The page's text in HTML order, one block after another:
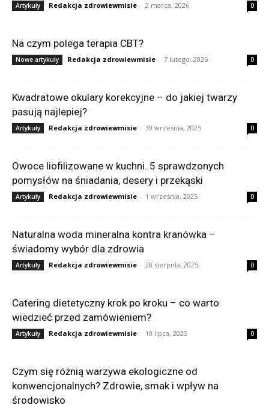
Artykuły Redakcja zdrowiewmisie - 2 marca, 2026 0
Na czym polega terapia CBT?
Nowe artykuły Redakcja zdrowiewmisie - 7 lutego, 2026 0
Kwadratowe okulary korekcyjne – do jakiej twarzy
pasują najlepiej?
Artykuły Redakcja zdrowiewmisie - 30 września, 2025 0
Owoce liofilizowane w kuchni. 5 sprawdzonych
pomysłów na śniadania, desery i przekąski
Artykuły Redakcja zdrowiewmisie - 1 września, 2025 0
Naturalna woda mineralna kontra kranówka –
świadomy wybór dla zdrowia
Artykuły Redakcja zdrowiewmisie - 28 sierpnia, 2025 0
Catering dietetyczny krok po kroku – co warto
wiedzieć przed zamówieniem?
Artykuły Redakcja zdrowiewmisie - 10 lipca, 2025 0
Czym się różnią warzywa ekologiczne od
konwencjonalnych? Zdrowie, smak i wpływ na
środowisko